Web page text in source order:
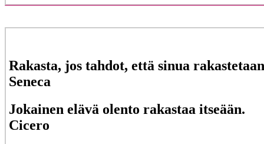
Rakasta, jos tahdot, että sinua
Seneca
Jokainen elävä olento rakastaa itseään.
Cicero